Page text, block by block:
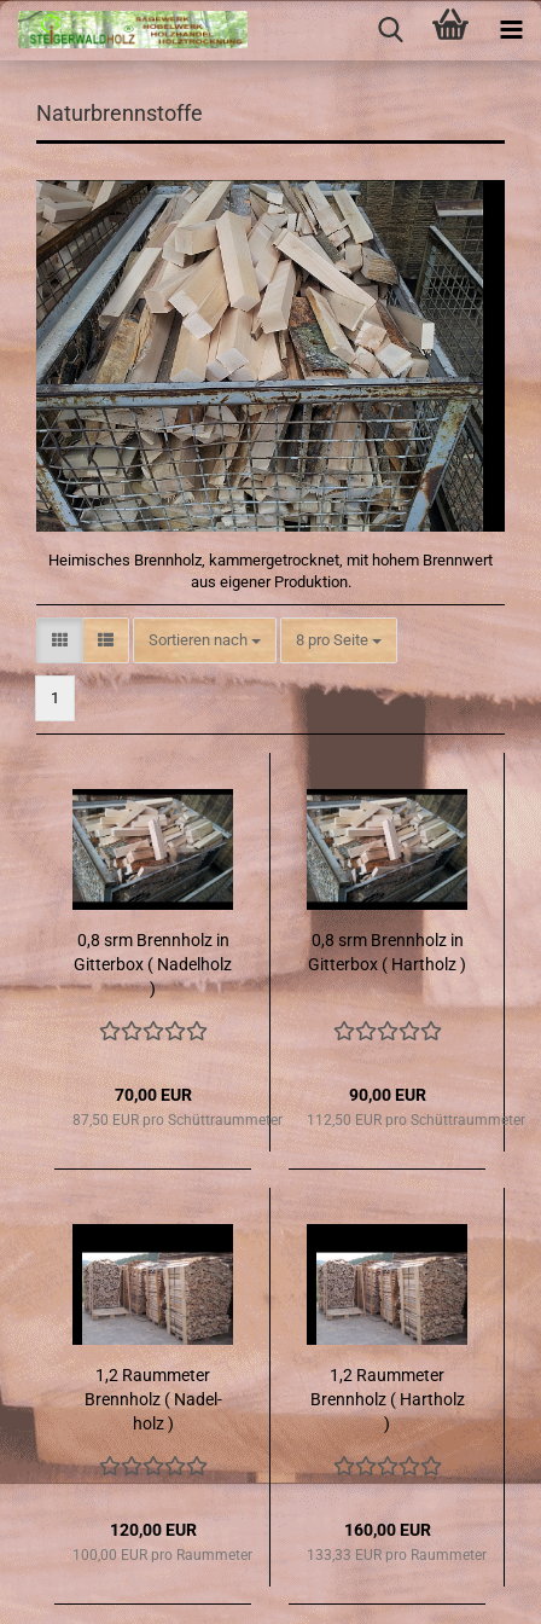
Naturbrennstoffe
Heimisches Brennholz, kammergetrocknet, mit hohem Brennwert
aus eigener Produktion.
Sortieren nach
Sortieren nach 8 pro Seite
pro Seite
1
0,8 srm Brenn­holz in
Git­ter­box ( Na­del­holz
)
70,00 EUR
87,50 EUR pro Schüttraummeter
0,8 srm Brenn­holz in
Git­ter­box ( Hart­holz )
90,00 EUR
112,50 EUR pro Schüttraummeter
1,2 Raum­me­ter
Brenn­holz ( Na­del­
holz )
120,00 EUR
100,00 EUR pro Raummeter
1,2 Raum­me­ter
Brenn­holz ( Hart­holz
)
160,00 EUR
133,33 EUR pro Raummeter